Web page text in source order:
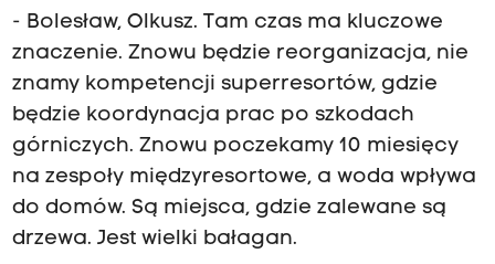
- Bolesław, Olkusz. Tam czas ma kluczowe
znaczenie. Znowu będzie reorganizacja, nie
znamy kompetencji superresortów, gdzie
będzie koordynacja prac po szkodach
górniczych. Znowu poczekamy 10 miesięcy
na zespoły międzyresortowe, a woda wpływa
do domów. Są miejsca, gdzie zalewane są
drzewa. Jest wielki bałagan.